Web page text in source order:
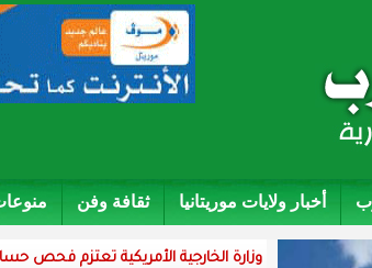
أخبار ولايات موريتانيا ثقافة وفن
وزارة الخارجية الأمريكية تعتزم فحص